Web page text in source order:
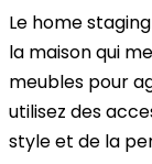
Le home
la maison qui
meubles pour
utilisez des
style et de la